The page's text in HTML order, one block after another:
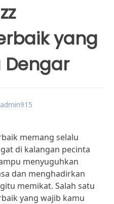
yang
Dengar
admin915
memang selalu
di kalangan pecinta
menyuguhkan
dan menghadirkan
memikat. Salah satu
yang wajib kamu